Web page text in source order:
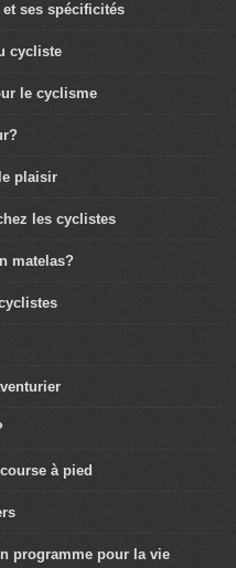
et ses spécificités
cycliste
le cyclisme
plaisir
les cyclistes
matelas?
à pied
programme pour la vie